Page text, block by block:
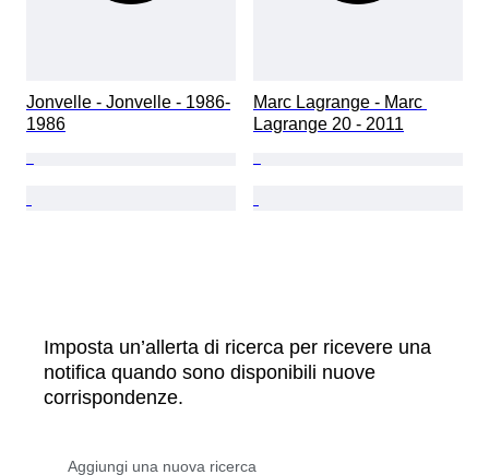
Jonvelle - Jonvelle - 1986-
1986
Marc Lagrange - Marc
Lagrange 20 - 2011
Imposta un’allerta di ricerca per ricevere una
notifica quando sono disponibili nuove
corrispondenze.